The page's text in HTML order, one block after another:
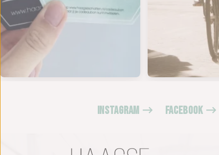
INSTAGRAM FACEBOOK